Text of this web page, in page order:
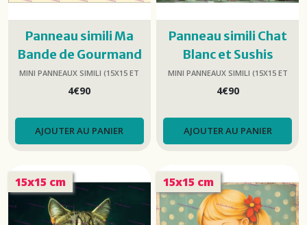
Panneau simili Ma
Bande de Gourmand
25x25cm
MINI PANNEAUX SIMILI (15X15 ET
4€90
AJOUTER AU PANIER
Panneau simili Chat
Blanc et Sushis
25x25cm
MINI PANNEAUX SIMILI (15X15 ET
4€90
AJOUTER AU PANIER
15x15 cm 15x15 cm